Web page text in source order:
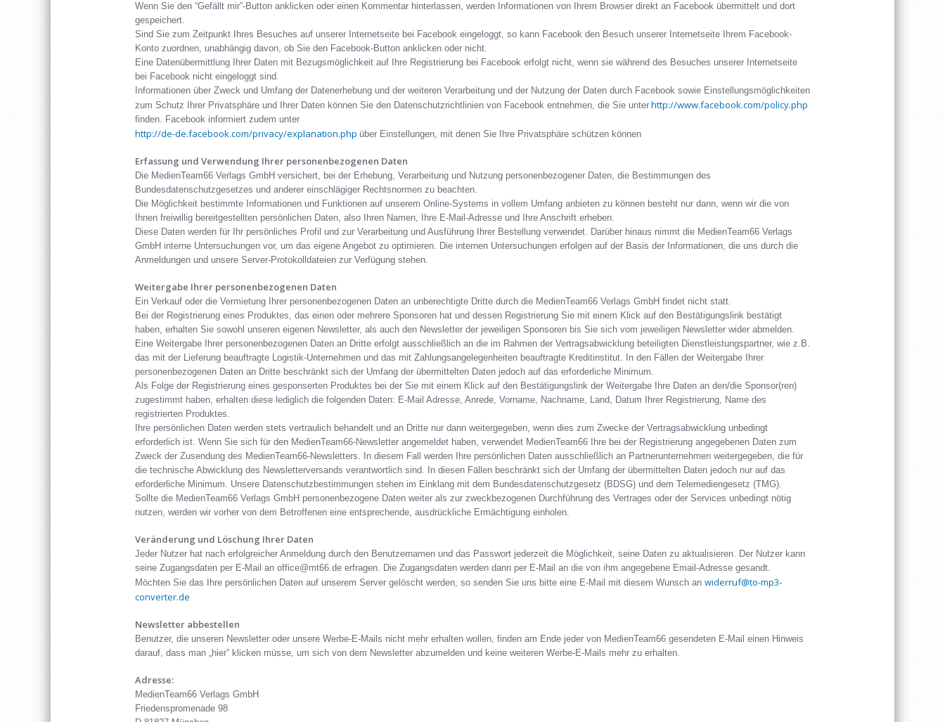
Wenn Sie den “Gefällt mir”-Button anklicken oder einen Kommentar hinterlassen, werden Informationen von Ihrem Browser direkt an Facebook übermittelt und dort
gespeichert.
Sind Sie zum Zeitpunkt Ihres Besuches auf unserer Internetseite bei Facebook eingeloggt, so kann Facebook den Besuch unserer Internetseite Ihrem Facebook-
Konto zuordnen, unabhängig davon, ob Sie den Facebook-Button anklicken oder nicht.
Eine Datenübermittlung Ihrer Daten mit Bezugsmöglichkeit auf Ihre Registrierung bei Facebook erfolgt nicht, wenn sie während des Besuches unserer Internetseite
bei Facebook nicht eingeloggt sind.
Informationen über Zweck und Umfang der Datenerhebung und der weiteren Verarbeitung und der Nutzung der Daten durch Facebook sowie Einstellungsmöglichkeiten
zum Schutz Ihrer Privatsphäre und Ihrer Daten können Sie den Datenschutzrichtlinien von Facebook entnehmen, die Sie unter http://www.facebook.com/policy.php
finden. Facebook informiert zudem unter
http://de-de.facebook.com/privacy/explanation.php über Einstellungen, mit denen Sie Ihre Privatsphäre schützen können
Erfassung und Verwendung Ihrer personenbezogenen Daten
Die MedienTeam66 Verlags GmbH versichert, bei der Erhebung, Verarbeitung und Nutzung personenbezogener Daten, die Bestimmungen des
Bundesdatenschutzgesetzes und anderer einschlägiger Rechtsnormen zu beachten.
Die Möglichkeit bestimmte Informationen und Funktionen auf unserem Online-Systems in vollem Umfang anbieten zu können besteht nur dann, wenn wir die von
Ihnen freiwillig bereitgestellten persönlichen Daten, also Ihren Namen, Ihre E-Mail-Adresse und Ihre Anschrift erheben.
Diese Daten werden für Ihr persönliches Profil und zur Verarbeitung und Ausführung Ihrer Bestellung verwendet. Darüber hinaus nimmt die MedienTeam66 Verlags
GmbH interne Untersuchungen vor, um das eigene Angebot zu optimieren. Die internen Untersuchungen erfolgen auf der Basis der Informationen, die uns durch die
Anmeldungen und unsere Server-Protokolldateien zur Verfügung stehen.
Weitergabe Ihrer personenbezogenen Daten
Ein Verkauf oder die Vermietung Ihrer personenbezogenen Daten an unberechtigte Dritte durch die MedienTeam66 Verlags GmbH findet nicht statt.
Bei der Registrierung eines Produktes, das einen oder mehrere Sponsoren hat und dessen Registrierung Sie mit einem Klick auf den Bestätigungslink bestätigt
haben, erhalten Sie sowohl unseren eigenen Newsletter, als auch den Newsletter der jeweiligen Sponsoren bis Sie sich vom jeweiligen Newsletter wider abmelden.
Eine Weitergabe Ihrer personenbezogenen Daten an Dritte erfolgt ausschließlich an die im Rahmen der Vertragsabwicklung beteiligten Dienstleistungspartner, wie z.B.
das mit der Lieferung beauftragte Logistik-Unternehmen und das mit Zahlungsangelegenheiten beauftragte Kreditinstitut. In den Fällen der Weitergabe Ihrer
personenbezogenen Daten an Dritte beschränkt sich der Umfang der übermittelten Daten jedoch auf das erforderliche Minimum.
Als Folge der Registrierung eines gesponserten Produktes bei der Sie mit einem Klick auf den Bestätigungslink der Weitergabe Ihre Daten an den/die Sponsor(ren)
zugestimmt haben, erhalten diese lediglich die folgenden Daten: E-Mail Adresse, Anrede, Vorname, Nachname, Land, Datum Ihrer Registrierung, Name des
registrierten Produktes.
Ihre persönlichen Daten werden stets vertraulich behandelt und an Dritte nur dann weitergegeben, wenn dies zum Zwecke der Vertragsabwicklung unbedingt
erforderlich ist. Wenn Sie sich für den MedienTeam66-Newsletter angemeldet haben, verwendet MedienTeam66 Ihre bei der Registrierung angegebenen Daten zum
Zweck der Zusendung des MedienTeam66-Newsletters. In diesem Fall werden Ihre persönlichen Daten ausschließlich an Partnerunternehmen weitergegeben, die für
die technische Abwicklung des Newsletterversands verantwortlich sind. In diesen Fällen beschränkt sich der Umfang der übermittelten Daten jedoch nur auf das
erforderliche Minimum. Unsere Datenschutzbestimmungen stehen im Einklang mit dem Bundesdatenschutzgesetz (BDSG) und dem Telemediengesetz (TMG).
Sollte die MedienTeam66 Verlags GmbH personenbezogene Daten weiter als zur zweckbezogenen Durchführung des Vertrages oder der Services unbedingt nötig
nutzen, werden wir vorher von dem Betroffenen eine entsprechende, ausdrückliche Ermächtigung einholen.
Veränderung und Löschung Ihrer Daten
Jeder Nutzer hat nach erfolgreicher Anmeldung durch den Benutzernamen und das Passwort jederzeit die Möglichkeit, seine Daten zu aktualisieren. Der Nutzer kann
seine Zugangsdaten per E-Mail an office@mt66.de erfragen. Die Zugangsdaten werden dann per E-Mail an die von ihm angegebene Email-Adresse gesandt.
Möchten Sie das Ihre persönlichen Daten auf unserem Server gelöscht werden, so senden Sie uns bitte eine E-Mail mit diesem Wunsch an widerruf@to-mp3-
converter.de
Newsletter abbestellen
Benutzer, die unseren Newsletter oder unsere Werbe-E-Mails nicht mehr erhalten wollen, finden am Ende jeder von MedienTeam66 gesendeten E-Mail einen Hinweis
darauf, dass man „hier” klicken müsse, um sich von dem Newsletter abzumelden und keine weiteren Werbe-E-Mails mehr zu erhalten.
Adresse:
MedienTeam66 Verlags GmbH
Friedenspromenade 98